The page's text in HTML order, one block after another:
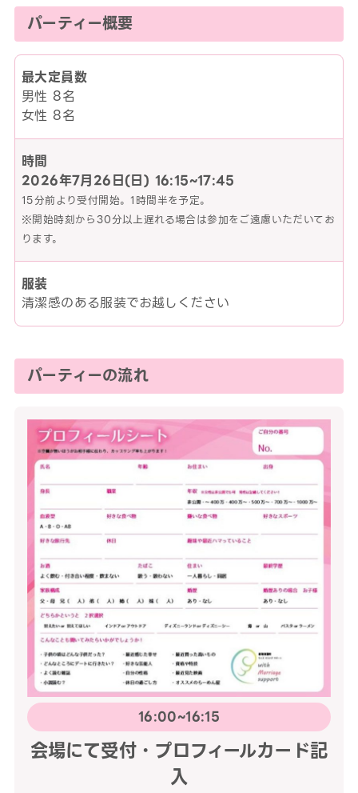
パーティー概要
最大定員数
男性 8名
女性 8名
時間
2026年7月26日(日) 16:15~17:45
15分前より受付開始。1時間半を予定。
※開始時刻から30分以上遅れる場合は参加をご遠慮いただいてお
ります。
服装
清潔感のある服装でお越しください
パーティーの流れ
16:00~16:15
会場にて受付・プロフィールカード記
入